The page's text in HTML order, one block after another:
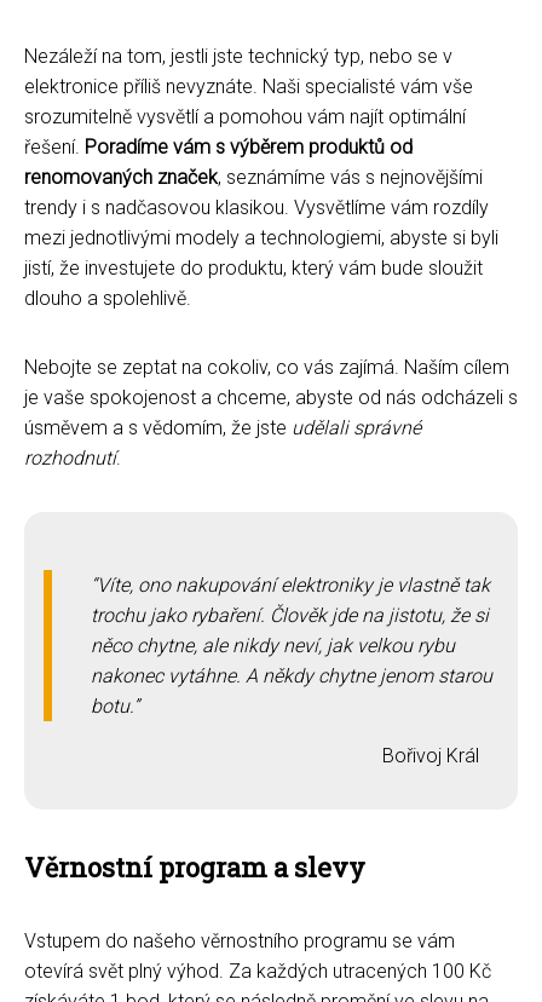
Nezáleží na tom, jestli jste technický typ, nebo se v
elektronice příliš nevyznáte. Naši specialisté vám vše
srozumitelně vysvětlí a pomohou vám najít optimální
řešení. Poradíme vám s výběrem produktů od
renomovaných značek, seznámíme vás s nejnovějšími
trendy i s nadčasovou klasikou. Vysvětlíme vám rozdíly
mezi jednotlivými modely a technologiemi, abyste si byli
jistí, že investujete do produktu, který vám bude sloužit
dlouho a spolehlivě.
Nebojte se zeptat na cokoliv, co vás zajímá. Naším cílem
je vaše spokojenost a chceme, abyste od nás odcházeli s
úsměvem a s vědomím, že jste udělali správné
rozhodnutí.
Víte, ono nakupování elektroniky je vlastně tak
trochu jako rybaření. Člověk jde na jistotu, že si
něco chytne, ale nikdy neví, jak velkou rybu
nakonec vytáhne. A někdy chytne jenom starou
botu.
Bořivoj Král
Věrnostní program a slevy
Vstupem do našeho věrnostního programu se vám
otevírá svět plný výhod. Za každých utracených 100 Kč